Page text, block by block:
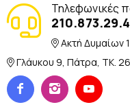
Τηλεφωνικές
Ακτή Δυμαίων
Γλάυκου 9, Πάτρα, TK.